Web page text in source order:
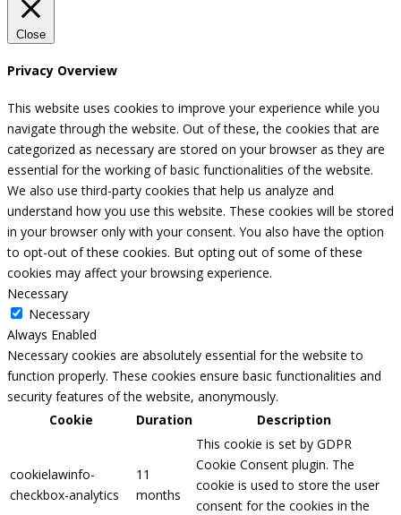
Close
Privacy Overview
This website uses cookies to improve your experience while you
navigate through the website. Out of these, the cookies that are
categorized as necessary are stored on your browser as they are
essential for the working of basic functionalities of the website.
We also use third-party cookies that help us analyze and
understand how you use this website. These cookies will be stored
in your browser only with your consent. You also have the option
to opt-out of these cookies. But opting out of some of these
cookies may affect your browsing experience.
Necessary
Necessary
Always Enabled
Necessary cookies are absolutely essential for the website to
function properly. These cookies ensure basic functionalities and
security features of the website, anonymously.
Cookie
Duration Description
cookielawinfo-
checkbox-analytics
11
months
This cookie is set by GDPR
Cookie Consent plugin. The
cookie is used to store the user
consent for the cookies in the